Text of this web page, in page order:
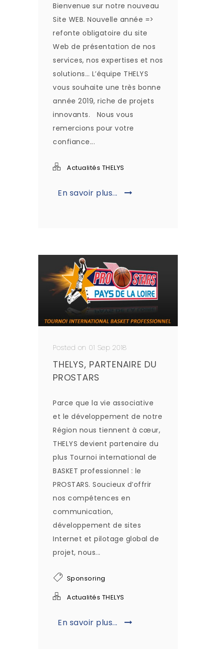
Bienvenue sur notre nouveau
Site WEB. Nouvelle année =>
refonte obligatoire du site
Web de présentation de nos
services, nos expertises et nos
solutions… L’équipe THELYS
vous souhaite une très bonne
année 2019, riche de projets
innovants. Nous vous
remercions pour votre
confiance...
Actualités THELYS
En savoir plus...
Posted on 01 Sep 2018
THELYS, PARTENAIRE DU
PROSTARS
Parce que la vie associative
et le développement de notre
Région nous tiennent à cœur,
THELYS devient partenaire du
plus Tournoi international de
BASKET professionnel : le
PROSTARS. Soucieux d’offrir
nos compétences en
communication,
développement de sites
Internet et pilotage global de
projet, nous...
Sponsoring
Actualités THELYS
En savoir plus...